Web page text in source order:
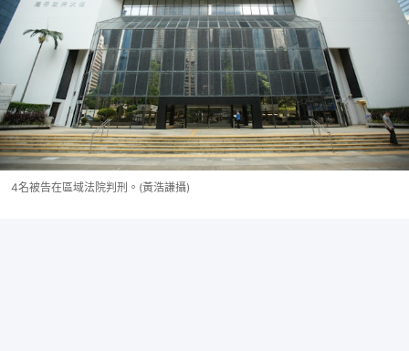
4名被告在區域法院判刑。(黃浩謙攝)